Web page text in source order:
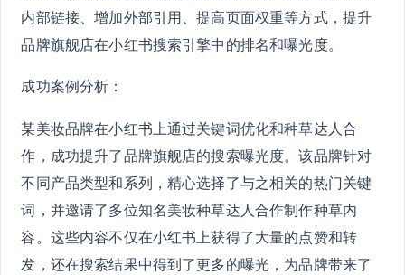
内部链接、增加外部引用、提高页面权重等方式，提升
品牌旗舰店在小红书搜索引擎中的排名和曝光度。
成功案例分析：
某美妆品牌在小红书上通过关键词优化和种草达人合
作，成功提升了品牌旗舰店的搜索曝光度。该品牌针对
不同产品类型和系列，精心选择了与之相关的热门关键
词，并邀请了多位知名美妆种草达人合作制作种草内
容。这些内容不仅在小红书上获得了大量的点赞和转
发，还在搜索结果中得到了更多的曝光，为品牌带来了